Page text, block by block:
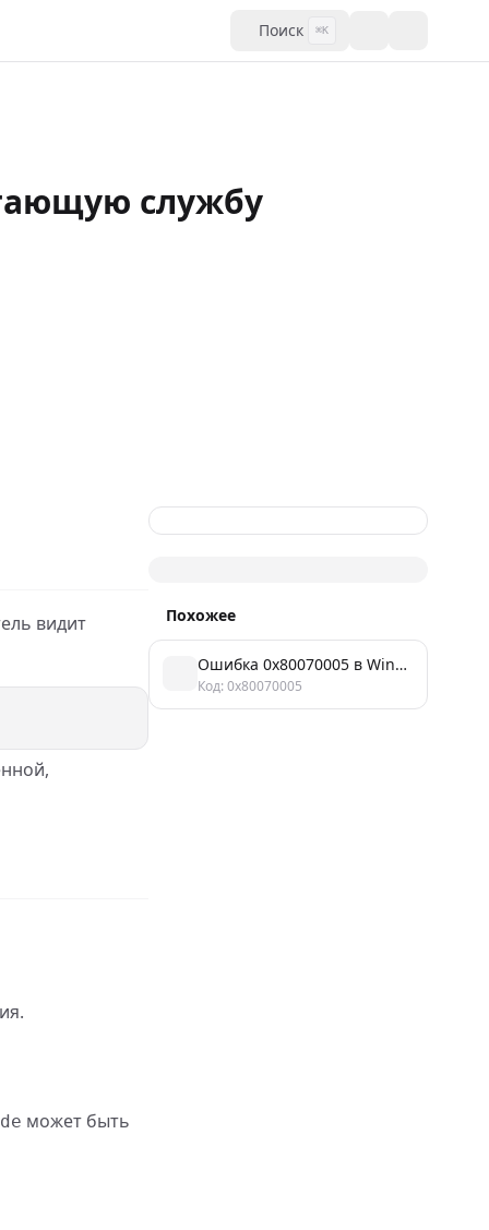
Поиск ⌘K
службу
видит
может быть
Похожее
Ошибка 0x80070005 в Windows: отказано в доступе
Код: 0x80070005